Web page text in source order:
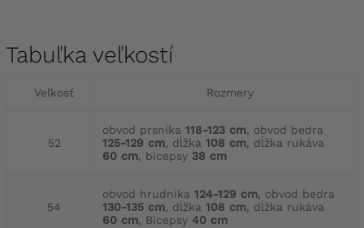
Tabuľka veľkostí
Veľkosť Rozmery
52
obvod prsníka 118-123 cm, obvod bedra
125-129 cm, dĺžka 108 cm, dĺžka rukáva
60 cm, bicepsy 38 cm
54
obvod hrudníka 124-129 cm, obvod bedra
130-135 cm, dĺžka 108 cm, dĺžka rukáva
60 cm, Bicepsy 40 cm